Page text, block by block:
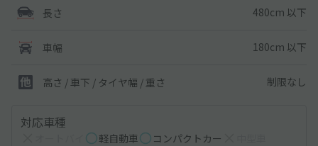
長さ 480cm 以下
車幅 180cm 以下
高さ / 車下 / タイヤ幅 / 重さ 制限なし
対応車種
軽自動車 コンパクトカー